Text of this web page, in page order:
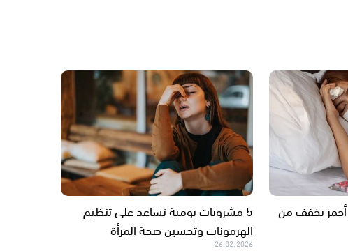
أحمر يخفف من
5 مشروبات يومية تساعد على تنظيم
الهرمونات وتحسين صحة المرأة
26.02.2026